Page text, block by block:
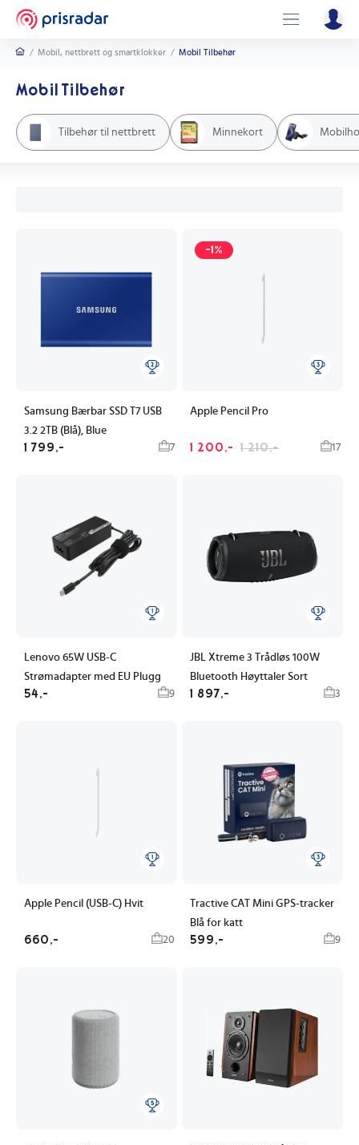
/ Mobil, nettbrett og smartklokker / Mobil Tilbehør
Mobil Tilbehør
Tilbehør til nettbrett Minnekort
Samsung Bærbar SSD T7 USB
3.2 2TB (Blå), Blue
1 799,- 7
-1%
Apple Pencil Pro
1 200,- 1 210,- 17
Lenovo 65W USB-C
Strømadapter med EU Plugg
54,- 9
JBL Xtreme 3 Trådløs 100W
Bluetooth Høyttaler Sort
1 897,- 3
Apple Pencil (USB-C) Hvit
660,- 20
Tractive CAT Mini GPS-tracker
Blå for katt
599,- 9